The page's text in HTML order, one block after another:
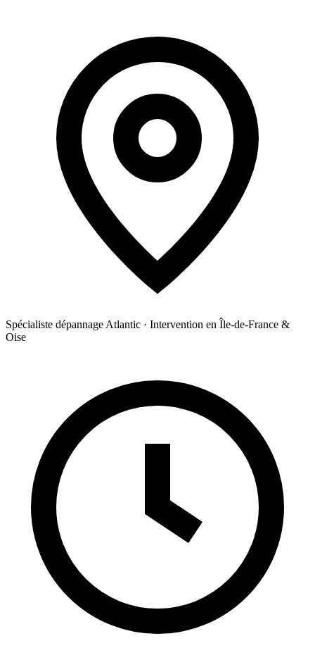
Spécialiste dépannage Atlantic · Intervention en Île-de-France &
Oise